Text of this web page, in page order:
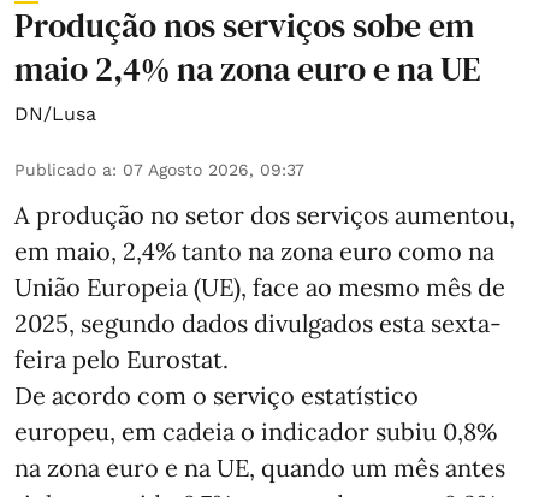
Produção nos serviços sobe em
maio 2,4% na zona euro e na UE
DN/Lusa
Publicado a: 07 Agosto 2026, 09:37
A produção no setor dos serviços aumentou,
em maio, 2,4% tanto na zona euro como na
União Europeia (UE), face ao mesmo mês de
2025, segundo dados divulgados esta sexta-
feira pelo Eurostat.
De acordo com o serviço estatístico
europeu, em cadeia o indicador subiu 0,8%
na zona euro e na UE, quando um mês antes